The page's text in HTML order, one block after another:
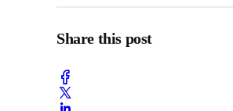
Share this post